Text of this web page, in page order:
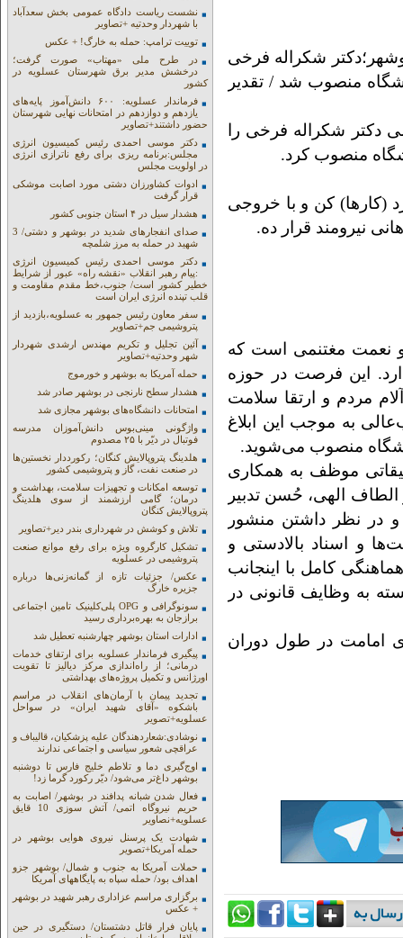
شکراله فرخی
منصوب شد / تقدیر
دکتر شکراله فرخی را
منصوب کرد.
(کارها) کن و با خروجی
نیرومند قرار ده.
نعمت مغتنمی است که
این فرصت در حوزه
مردم و ارتقا سلامت
به موجب این ابلاغ
منصوب می‌شوید.
موظف به همکاری
الطاف الهی، حُسن تدبیر
در نظر داشتن منشور
و اسناد بالادستی و
کامل با اینجانب
به وظایف قانونی در
امامت در طول دوران
نشست ریاست دادگاه عمومی بخش سعدآباد
با شهردار وحدتیه +تصاویر
توییت ترامپ: حمله به خارگ! + عکس
در طرح ملی «مهتاب» صورت گرفت؛
درخشش مدیر برق شهرستان عسلویه در
کشور
فرماندار عسلویه: ۶۰۰ دانش‌آموز پایه‌های
یازدهم و دوازدهم در امتحانات نهایی شهرستان
حضور داشتند+تصاویر
دکتر موسی احمدی رئیس کمیسیون انرژی
مجلس:برنامه ریزی برای رفع ناترازی انرژی
در اولویت مجلس
ادوات کشاورزان دشتی مورد اصابت موشکی
قرار گرفت
هشدار سیل در ۴ استان جنوبی کشور
صدای انفجارهای شدید در بوشهر و دشتی/ 3
شهید در حمله به مرز شلمچه
دکتر موسی احمدی رئیس کمیسیون انرژی
:پیام رهبر انقلاب «نقشه راه» عبور از شرایط
خطیر کشور است/ جنوب،خط مقدم مقاومت و
قلب تپنده انرژی ایران است
سفر معاون رئیس جمهور به عسلویه،بازدید از
پتروشیمی جم+تصاویر
آئین تجلیل و تکریم مهندس ارشدی شهردار
شهر وحدتیه+تصاویر
حمله آمریکا به بوشهر و خورموج
هشدار سطح نارنجی در بوشهر صادر شد
امتحانات دانشگاه‌های بوشهر مجازی شد
واژگونی مینی‌بوس دانش‌آموزان مدرسه
فوتبال در دیّر با ۲۵ مصدوم
هلدینگ پتروپالایش کنگان؛ رکورددار نخستین‌ها
در صنعت نفت، گاز و پتروشیمی کشور
توسعه امکانات و تجهیزات سلامت، بهداشت و
درمان؛ گامی ارزشمند از سوی هلدینگ
پتروپالایش کنگان
تلاش و کوشش در شهرداری بندر دیر+تصاویر
تشکیل کارگروه ویژه برای رفع موانع صنعت
پتروشیمی در عسلویه
عکس/ جزئیات تازه از گمانه‌زنی‌ها درباره
جزیره خارگ
سونوگرافی و OPG پلی‌کلینیک تامین اجتماعی
برازجان به بهره‌برداری رسید
ادارات استان بوشهر چهارشنبه تعطیل شد
پیگیری فرماندار عسلویه برای ارتقای خدمات
درمانی؛ از راه‌اندازی مرکز دیالیز تا تقویت
اورژانس و تکمیل پروژه‌های بهداشتی
تجدید پیمان با آرمان‌های انقلاب در مراسم
باشکوه «آقای شهید ایران» در سواحل
عسلویه+تصویر
نوشادی:شعاردهندگان علیه پزشکیان، قالیباف و
عراقچی شعور سیاسی و اجتماعی ندارند
اوج‌گیری دما و تلاطم خلیج فارس تا دوشنبه
بوشهر داغ‌تر می‌شود/ دیّر رکورد گرما زد!
فعال شدن شبانه پدافند در بوشهر/ اصابت به
حریم نیروگاه اتمی/ آتش سوزی 10 قایق
عسلویه+نصاویر
شهادت یک پرسنل نیروی هوایی بوشهر در
حمله آمریکا+تصویر
حملات آمریکا به جنوب و شمال/ بوشهر جزو
اهداف بود/ حمله سپاه به پایگاههای آمریکا
برگزاری مراسم عزاداری رهبر شهید در بوشهر
+ عکس
پایان فرار قاتل دشتستان/ دستگیری در حین